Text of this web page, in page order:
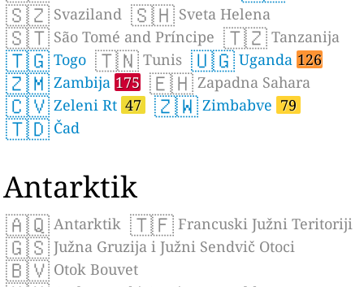
🇸🇿 Svaziland 🇸🇭 Sveta Helena
🇸🇹 São Tomé and Príncipe 🇹🇿 Tanzanija
🇹🇬 Togo 🇹🇳 Tunis 🇺🇬 Uganda 126
🇿🇲 Zambija 175 🇪🇭 Zapadna Sahara
🇨🇻 Zeleni Rt 47 🇿🇼 Zimbabve 79
🇹🇩 Čad
Antarktik
🇦🇶 Antarktik 🇹🇫 Francuski Južni Teritoriji
🇬🇸 Južna Gruzija i Južni Sendvič Otoci
🇧🇻 Otok Bouvet